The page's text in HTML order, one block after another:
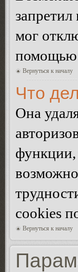
мог
помощью
Вернуться к началу
Что
Она
функции,
cookies
Вернуться к началу